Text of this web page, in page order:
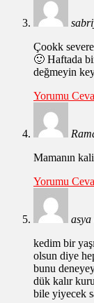
Çookk
🙂 Haftada
değmeyin
Yorumu
Mamanın
Yorumu
asya
kedim bir
olsun diye
bunu
dük kalır
bile yiyecek